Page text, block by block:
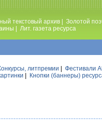
текстовый архив Золотой
Лит. газета ресурса
литпремии Фестивали
Кнопки (баннеры)